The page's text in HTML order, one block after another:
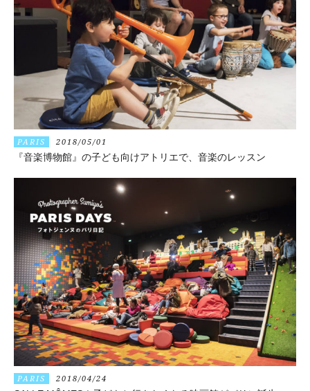
PARIS 2018/05/01
『音楽博物館』の子ども向けアトリエで、音楽のレッスン
PARIS 2018/04/24